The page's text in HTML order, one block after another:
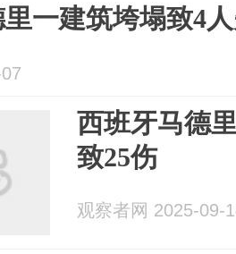
一建筑垮塌致4
西班牙马德
致25伤
观察者网 2025-09-